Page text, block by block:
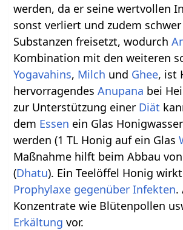
werden, da er seine wertvollen
sonst verliert und zudem
Substanzen freisetzt, wodurch
Kombination mit den weiteren
Yogavahins, Milch und Ghee, ist
hervorragendesAnupana bei
zur Unterstützung einer Diät
dem Essen ein Glas
werden (1 TL Honig auf ein Glas
Maßnahme hilft beim Abbau
(Dhatu). Ein Teelöffel Honig
Prophylaxe gegenüber Infekten.
Konzentrate wie Blütenpollen
Erkältung vor.